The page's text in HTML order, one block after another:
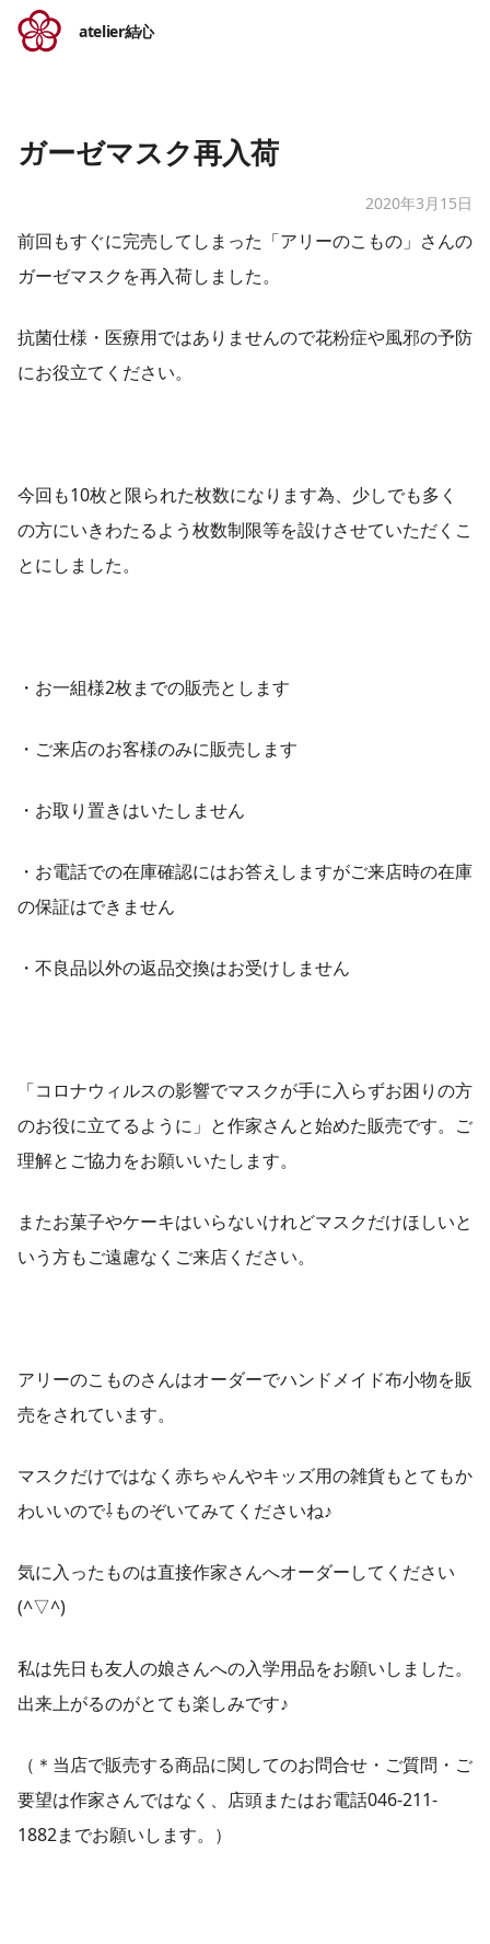
atelier結心
ガーゼマスク再入荷
2020年3月15日
前回もすぐに完売してしまった「アリーのこもの」さんの
ガーゼ​マスクを再入荷しました。
抗菌仕様・医療用ではありませんので花粉症や風邪の予防
にお役立てください。
今回も10枚と限られた枚数になります為、少しでも多く
の方にいきわたるよう枚数制限等を設けさせていただくこ
とにしました。
・お一組様2枚までの販売とします
・ご来店のお客様のみに販売します
・お取り置きはいたしません
・お電話での在庫確認にはお答えしますがご来店時の在庫
の保証はできません
・不良品以外の返品交換はお受けしません
「コロナウィルスの影響でマスクが手に入らずお困りの方
のお役に立てるように」と作家さんと始めた販売です。ご
理解とご協力をお願いいたします。
またお菓子やケーキはいらないけれどマスクだけほしいと
いう方もご遠慮なくご来店ください。
アリーのこものさんはオーダーでハンドメイド布小物を販
売をされています。
マスクだけではなく赤ちゃんやキッズ用の雑貨もとてもか
わいいので⇩ものぞいてみてくださいね♪
気に入ったものは直接作家さんへオーダーしてください
(^▽^)
私は先日も友人の娘さんへの入学用品をお願いしました。
出来上がるのがとても楽しみです♪
（＊当店で販売する商品に関してのお問合せ・ご質問・ご
要望は作家さんではなく、店頭またはお電話046-211-
1882までお願いします。）